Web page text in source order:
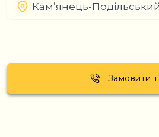
Кам’янець-Подільський
Замовити